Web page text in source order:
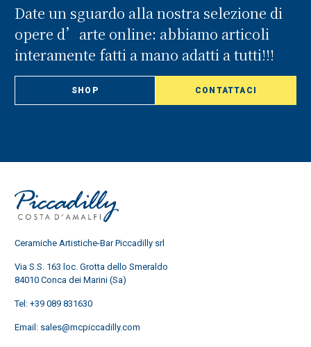
Date un sguardo alla nostra selezione di
opere d’arte online: abbiamo articoli
interamente fatti a mano adatti a tutti!!!
SHOP CONTATTACI
Ceramiche Artistiche-Bar Piccadilly srl
Via S.S. 163 loc. Grotta dello Smeraldo
84010 Conca dei Marini (Sa)
Tel: +39 089 831630
Email: sales@mcpiccadilly.com